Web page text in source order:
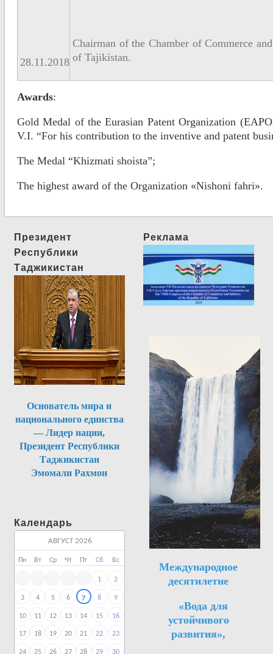
28.11.2018
Chairman of the Chamber of Commerce
of Tajikistan.
Awards:
Gold Medal of the Eurasian Patent Organization
V.I. “For his contribution to the inventive and patent
The Medal “Khizmati shoista”;
The highest award of the Organization «Nishoni fahri».
Президент
Республики
Таджикистан
Основатель мира и
национального единства
— Лидер нации,
Президент Республики
Таджикистан
Эмомали Рахмон
Календарь
Пн Вт Ср Чт Пт Сб Вс
1 2
3 4 5 6 7 8 9
10 11 12 13 14 15 16
17 18 19 20 21 22 23
24 25 26 27 28 29 30
АВГУСТ 2026
Реклама
Международное
десятилетие
«Вода для
устойчивого
развития»,